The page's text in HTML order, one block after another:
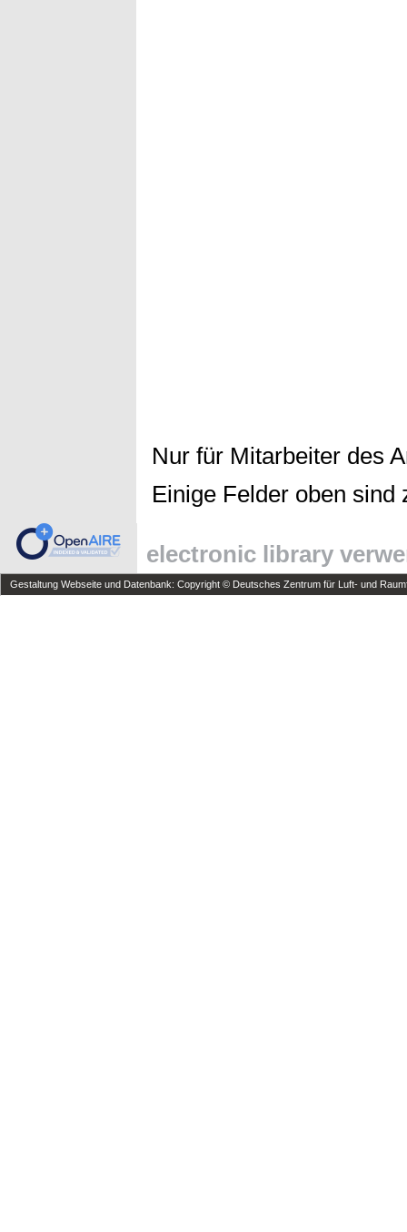
Nur für Mitarbeiter des
Einige Felder oben
electronic library
Gestaltung Webseite und Datenbank: Copyright © Deutsches Zentrum für Luft- und